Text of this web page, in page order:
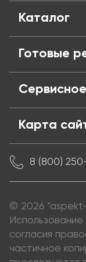
Частые
Каталог
Готовые
Карта
8 (800)
© 2026
согласия
частичное